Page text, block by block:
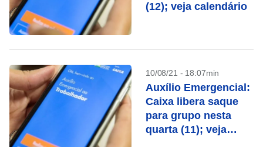
(12); veja calendário
10/08/21 - 18:07min
Auxílio Emergencial:
Caixa libera saque
para grupo nesta
quarta (11); veja